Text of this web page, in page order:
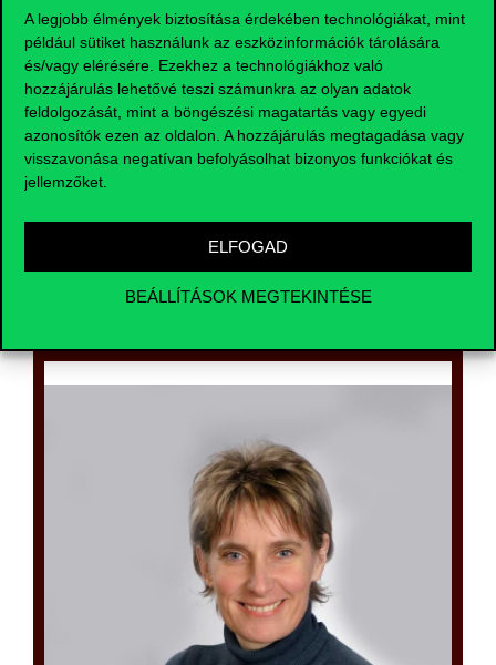
A legjobb élmények biztosítása érdekében technológiákat, mint
például sütiket használunk az eszközinformációk tárolására
és/vagy elérésére. Ezekhez a technológiákhoz való
hozzájárulás lehetővé teszi számunkra az olyan adatok
feldolgozását, mint a böngészési magatartás vagy egyedi
azonosítók ezen az oldalon. A hozzájárulás megtagadása vagy
visszavonása negatívan befolyásolhat bizonyos funkciókat és
jellemzőket.
ELFOGAD
BEÁLLÍTÁSOK MEGTEKINTÉSE
rendszerszintű vizsgálatára, ami pedig
szükségessé teszi a szakismeretek integrálását
mind a hagyományos, mind a modern
informatikai (pl. Ipar 4.0) és adatelemzési (pl. Big
Data, tanuló algoritmusok, szimuláció)
ismeretekkel. Az Adatvezérelt ellátásilánc-
menedzsment szakirányú továbbképzési
program a vállalati döntéshozó szempontjából
végzi el ezeknek az ismereteknek az
kínálja ennek az összetett ismeretanyagnak az
oktatását, ami remélem tovább növeli az
hasznosságát, de élvezeti értékét is.